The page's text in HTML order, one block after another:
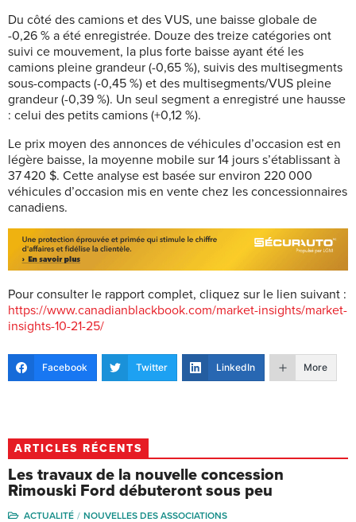
Du côté des camions et des VUS, une baisse globale de
-0,26 % a été enregistrée. Douze des treize catégories ont
suivi ce mouvement, la plus forte baisse ayant été les
camions pleine grandeur (-0,65 %), suivis des multisegments
sous-compacts (-0,45 %) et des multisegments/VUS pleine
grandeur (-0,39 %). Un seul segment a enregistré une hausse
: celui des petits camions (+0,12 %).
Le prix moyen des annonces de véhicules d’occasion est en
légère baisse, la moyenne mobile sur 14 jours s’établissant à
37 420 $. Cette analyse est basée sur environ 220 000
véhicules d’occasion mis en vente chez les concessionnaires
canadiens.
Pour consulter le rapport complet, cliquez sur le lien suivant :
https://www.canadianblackbook.com/market-insights/market-
insights-10-21-25/
Facebook Twitter LinkedIn More
ARTICLES RÉCENTS
Les travaux de la nouvelle concession
Rimouski Ford débuteront sous peu
ACTUALITÉ
NOUVELLES DES ASSOCIATIONS